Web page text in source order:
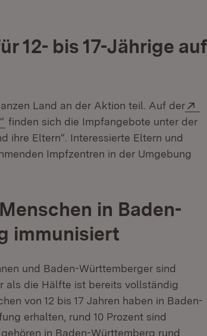
12- bis 17-Jährige auf
Land an der Aktion teil. Auf der
(Öffnet in neuem Fenster)
finden sich die Impfangebote unter der
ihre Eltern“. Interessierte Eltern und
Impfzentren in der Umgebung
in Baden-
immunisiert
und Baden-Württemberger sind
als die Hälfte ist bereits vollständig
von 12 bis 17 Jahren haben in Baden-
erhalten, rund 10 Prozent sind
in Baden-Württemberg rund